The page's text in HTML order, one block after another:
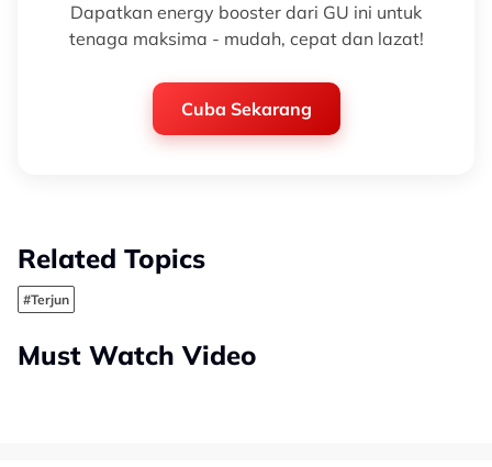
Dapatkan energy booster dari GU ini untuk
tenaga maksima - mudah, cepat dan lazat!
Cuba Sekarang
Related Topics
#Terjun
Must Watch Video